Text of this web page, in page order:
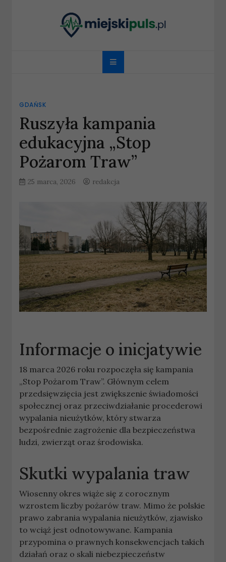
miejskipuls.pl
GDAŃSK
Ruszyła kampania
edukacyjna „Stop
Pożarom Traw”
25 marca, 2026 redakcja
Informacje o inicjatywie
18 marca 2026 roku rozpoczęła się kampania
„Stop Pożarom Traw”. Głównym celem
przedsięwzięcia jest zwiększenie świadomości
społecznej oraz przeciwdziałanie procederowi
wypalania nieużytków, który stwarza
bezpośrednie zagrożenie dla bezpieczeństwa
ludzi, zwierząt oraz środowiska.
Skutki wypalania traw
Wiosenny okres wiąże się z corocznym
wzrostem liczby pożarów traw. Mimo że polskie
prawo zabrania wypalania nieużytków, zjawisko
to wciąż jest odnotowywane. Kampania
przypomina o prawnych konsekwencjach takich
działań oraz o skali niebezpieczeństw